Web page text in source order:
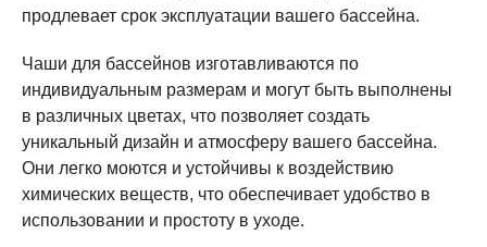
продлевает срок эксплуатации вашего бассейна.
Чаши для бассейнов изготавливаются по
индивидуальным размерам и могут быть выполнены
в различных цветах, что позволяет создать
уникальный дизайн и атмосферу вашего бассейна.
Они легко моются и устойчивы к воздействию
химических веществ, что обеспечивает удобство в
использовании и простоту в уходе.